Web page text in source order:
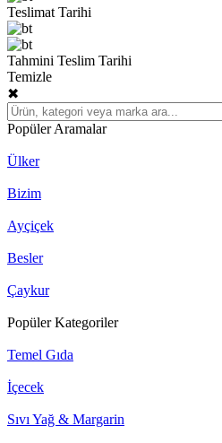
Teslimat Tarihi
Tahmini Teslim Tarihi
Temizle
✖
Popüler Aramalar
Ülker
Bizim
Ayçiçek
Besler
Çaykur
Popüler Kategoriler
Temel Gıda
İçecek
Sıvı Yağ & Margarin